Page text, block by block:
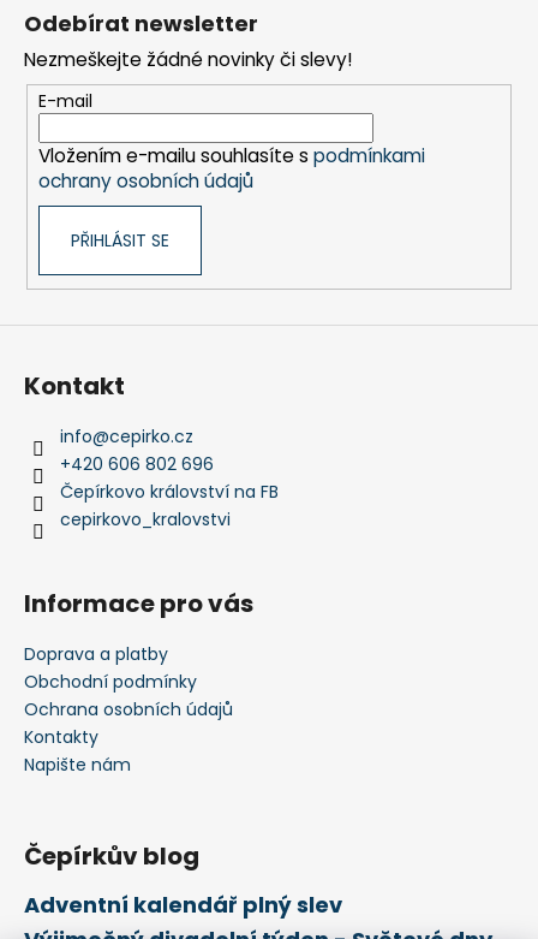
Odebírat newsletter
Nezmeškejte žádné novinky či slevy!
E-mail
Vložením e-mailu souhlasíte s podmínkami
ochrany osobních údajů
PŘIHLÁSIT SE
Kontakt
info@cepirko.cz
+420 606 802 696
Čepírkovo království na FB
cepirkovo_kralovstvi
Informace pro vás
Doprava a platby
Obchodní podmínky
Ochrana osobních údajů
Kontakty
Napište nám
Čepírkův blog
Adventní kalendář plný slev